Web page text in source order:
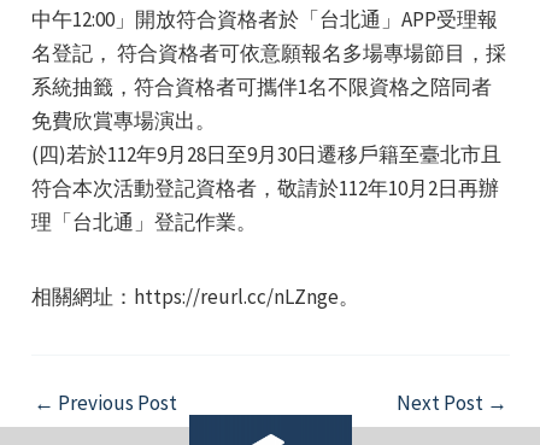
中午12:00」開放符合資格者於「台北通」APP受理報
名登記， 符合資格者可依意願報名多場專場節目，採
系統抽籤，符合資格者可攜伴1名不限資格之陪同者
免費欣賞專場演出。
(四)若於112年9月28日至9月30日遷移戶籍至臺北市且
符合本次活動登記資格者，敬請於112年10月2日再辦
理「台北通」登記作業。
相關網址：https://reurl.cc/nLZnge。
Post
navigation
← Previous Post Next Post →